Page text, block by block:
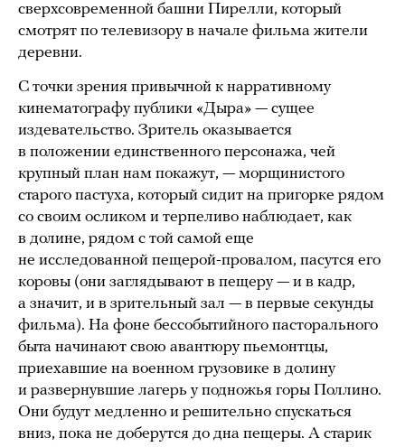
сверхсовременной башни Пирелли, который
смотрят по телевизору в начале фильма жители
деревни.
С точки зрения привычной к нарративному
кинематографу публики «Дыра» — сущее
издевательство. Зритель оказывается
в положении единственного персонажа, чей
крупный план нам покажут, — морщинистого
старого пастуха, который сидит на пригорке рядом
со своим осликом и терпеливо наблюдает, как
в долине, рядом с той самой еще
не исследованной пещерой-провалом, пасутся его
коровы (они заглядывают в пещеру — и в кадр,
а значит, и в зрительный зал — в первые секунды
фильма). На фоне бессобытийного пасторального
быта начинают свою авантюру пьемонтцы,
приехавшие на военном грузовике в долину
и развернувшие лагерь у подножья горы Поллино.
Они будут медленно и решительно спускаться
вниз, пока не доберутся до дна пещеры. А старик